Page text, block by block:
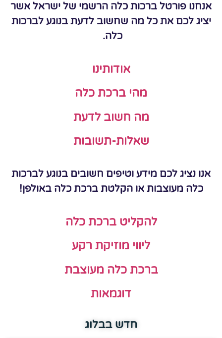
אנחנו פורטל ברכות כלה הרשמי של ישראל אשר
יציג לכם את כל מה שחשוב לדעת בנוגע לברכות
כלה.
אודותינו
מהי ברכת כלה
מה חשוב לדעת
שאלות-תשובות
אנו נציג לכם מידע וטיפים חשובים בנוגע לברכות
כלה מעוצבות או הקלטת ברכת כלה באולפן!
להקליט ברכת כלה
ליווי מוזיקת רקע
ברכת כלה מעוצבת
דוגמאות
חדש בבלוג